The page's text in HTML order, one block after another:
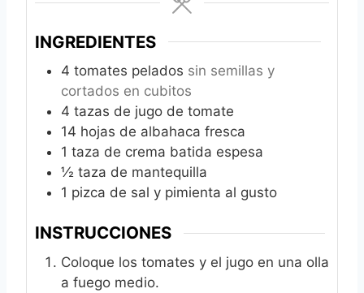
INGREDIENTES
4 tomates pelados sin semillas y
cortados en cubitos
4 tazas de jugo de tomate
14 hojas de albahaca fresca
1 taza de crema batida espesa
½ taza de mantequilla
1 pizca de sal y pimienta al gusto
INSTRUCCIONES
Coloque los tomates y el jugo en una olla
a fuego medio.